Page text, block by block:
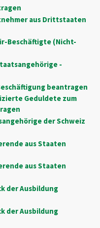
aus Drittstaaten
Beschäftigte (Nicht-
-
beantragen
Geduldete zum
der Schweiz
aus Staaten
aus Staaten
der Ausbildung
der Ausbildung